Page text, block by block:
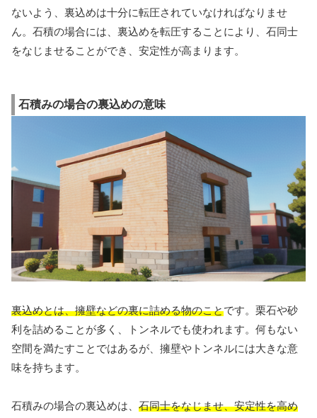
ないよう、裏込めは十分に転圧されていなければなりませ
ん。石積の場合には、裏込めを転圧することにより、石同士
をなじませることができ、安定性が高まります。
石積みの場合の裏込めの意味
裏込めとは、擁壁などの裏に詰める物のことです。栗石や砂
利を詰めることが多く、トンネルでも使われます。何もない
空間を満たすことではあるが、擁壁やトンネルには大きな意
味を持ちます。
石積みの場合の裏込めは、 石同士をなじませ、安定性を高め